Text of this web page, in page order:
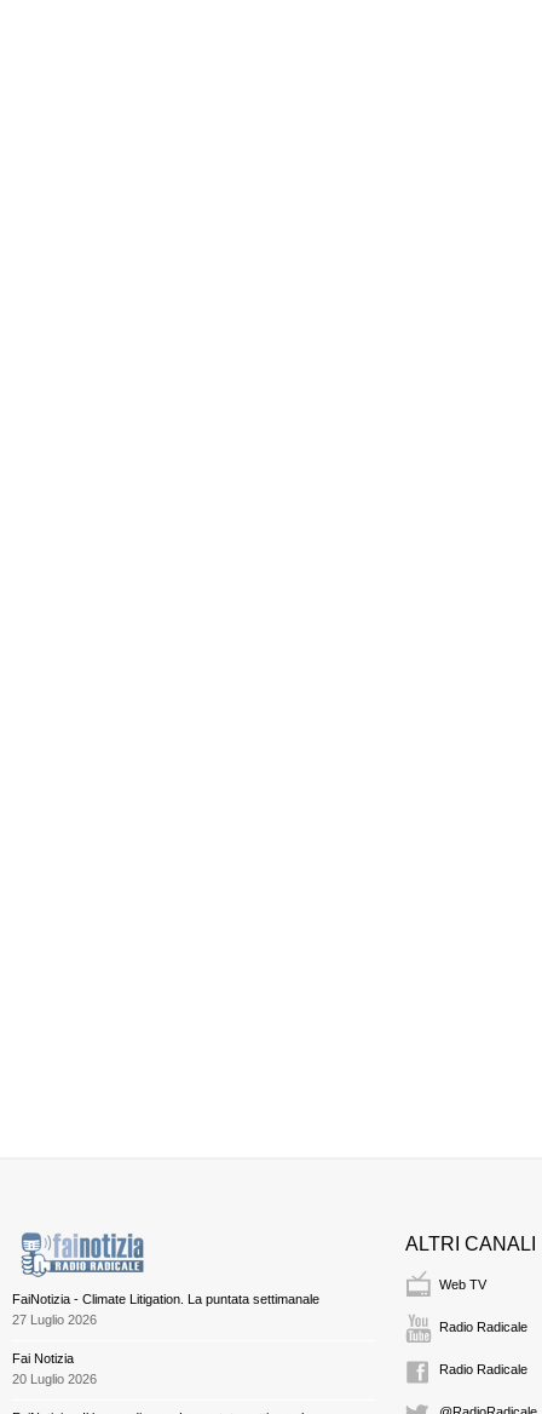
FaiNotizia - Climate Litigation. La puntata settimanale
27 Luglio 2026
Fai Notizia
20 Luglio 2026
ALTRI CANALI
Web TV
Radio Radicale
Radio Radicale